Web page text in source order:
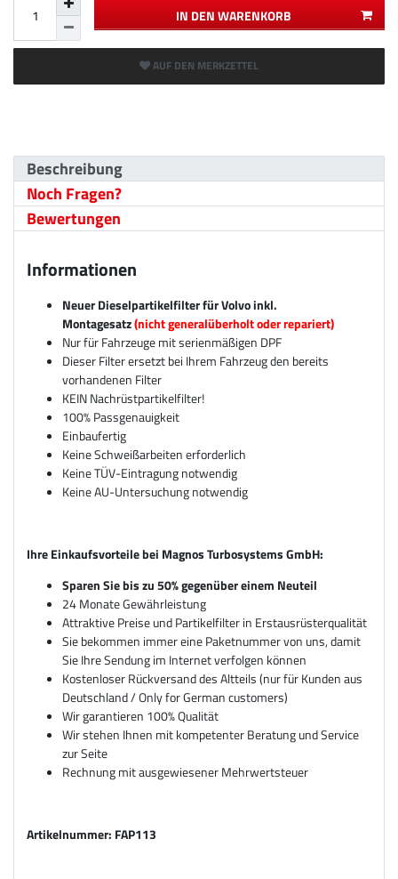
IN DEN WARENKORB
AUF DEN MERKZETTEL
Beschreibung
Noch Fragen?
Bewertungen
Informationen
Neuer Dieselpartikelfilter für Volvo inkl.
Montagesatz(nicht generalüberholt oder repariert)
Nur für Fahrzeuge mit serienmäßigen DPF
Dieser Filter ersetzt bei Ihrem Fahrzeug den bereits
vorhandenen Filter
KEIN Nachrüstpartikelfilter!
100% Passgenauigkeit
Einbaufertig
Keine Schweißarbeiten erforderlich
Keine TÜV-Eintragung notwendig
Keine AU-Untersuchung notwendig
Ihre Einkaufsvorteile bei Magnos Turbosystems GmbH:
Sparen Sie bis zu 50% gegenüber einem Neuteil
24 Monate Gewährleistung
Attraktive Preise und Partikelfilter in Erstausrüsterqualität
Sie bekommen immer eine Paketnummer von uns, damit
Sie Ihre Sendung im Internet verfolgen können
Kostenloser Rückversand des Altteils (nur für Kunden aus
Deutschland / Only for German customers)
Wir garantieren 100% Qualität
Wir stehen Ihnen mit kompetenter Beratung und Service
zur Seite
Rechnung mit ausgewiesener Mehrwertsteuer
Artikelnummer: FAP113